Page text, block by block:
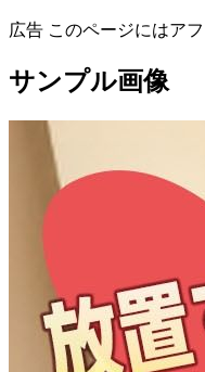
広告 このページにはア
サンプル画像